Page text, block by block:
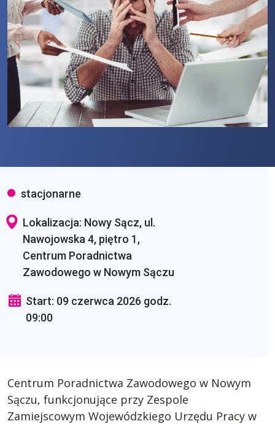
stacjonarne
Lokalizacja: Nowy Sącz, ul.
Nawojowska 4, piętro 1,
Centrum Poradnictwa
Zawodowego w Nowym Sączu
Start: 09 czerwca 2026 godz.
09:00
Centrum Poradnictwa Zawodowego w Nowym
Sączu, funkcjonujące przy Zespole
Zamiejscowym Wojewódzkiego Urzędu Pracy w